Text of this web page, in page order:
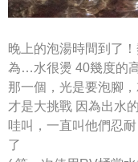
晚上的泡湯時間到了
為…水很燙 40幾度的
那一個，光是要泡腳
才是大挑戰 因為出水
哇叫，一直叫他們忍耐
了